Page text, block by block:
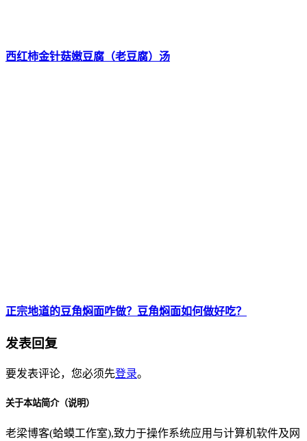
西红柿金针菇嫩豆腐（老豆腐）汤
正宗地道的豆角焖面咋做？豆角焖面如何做好吃？
发表回复
要发表评论，您必须先登录。
关于本站简介（说明）
老梁博客(蛤蟆工作室),致力于操作系统应用与计算机软件及网